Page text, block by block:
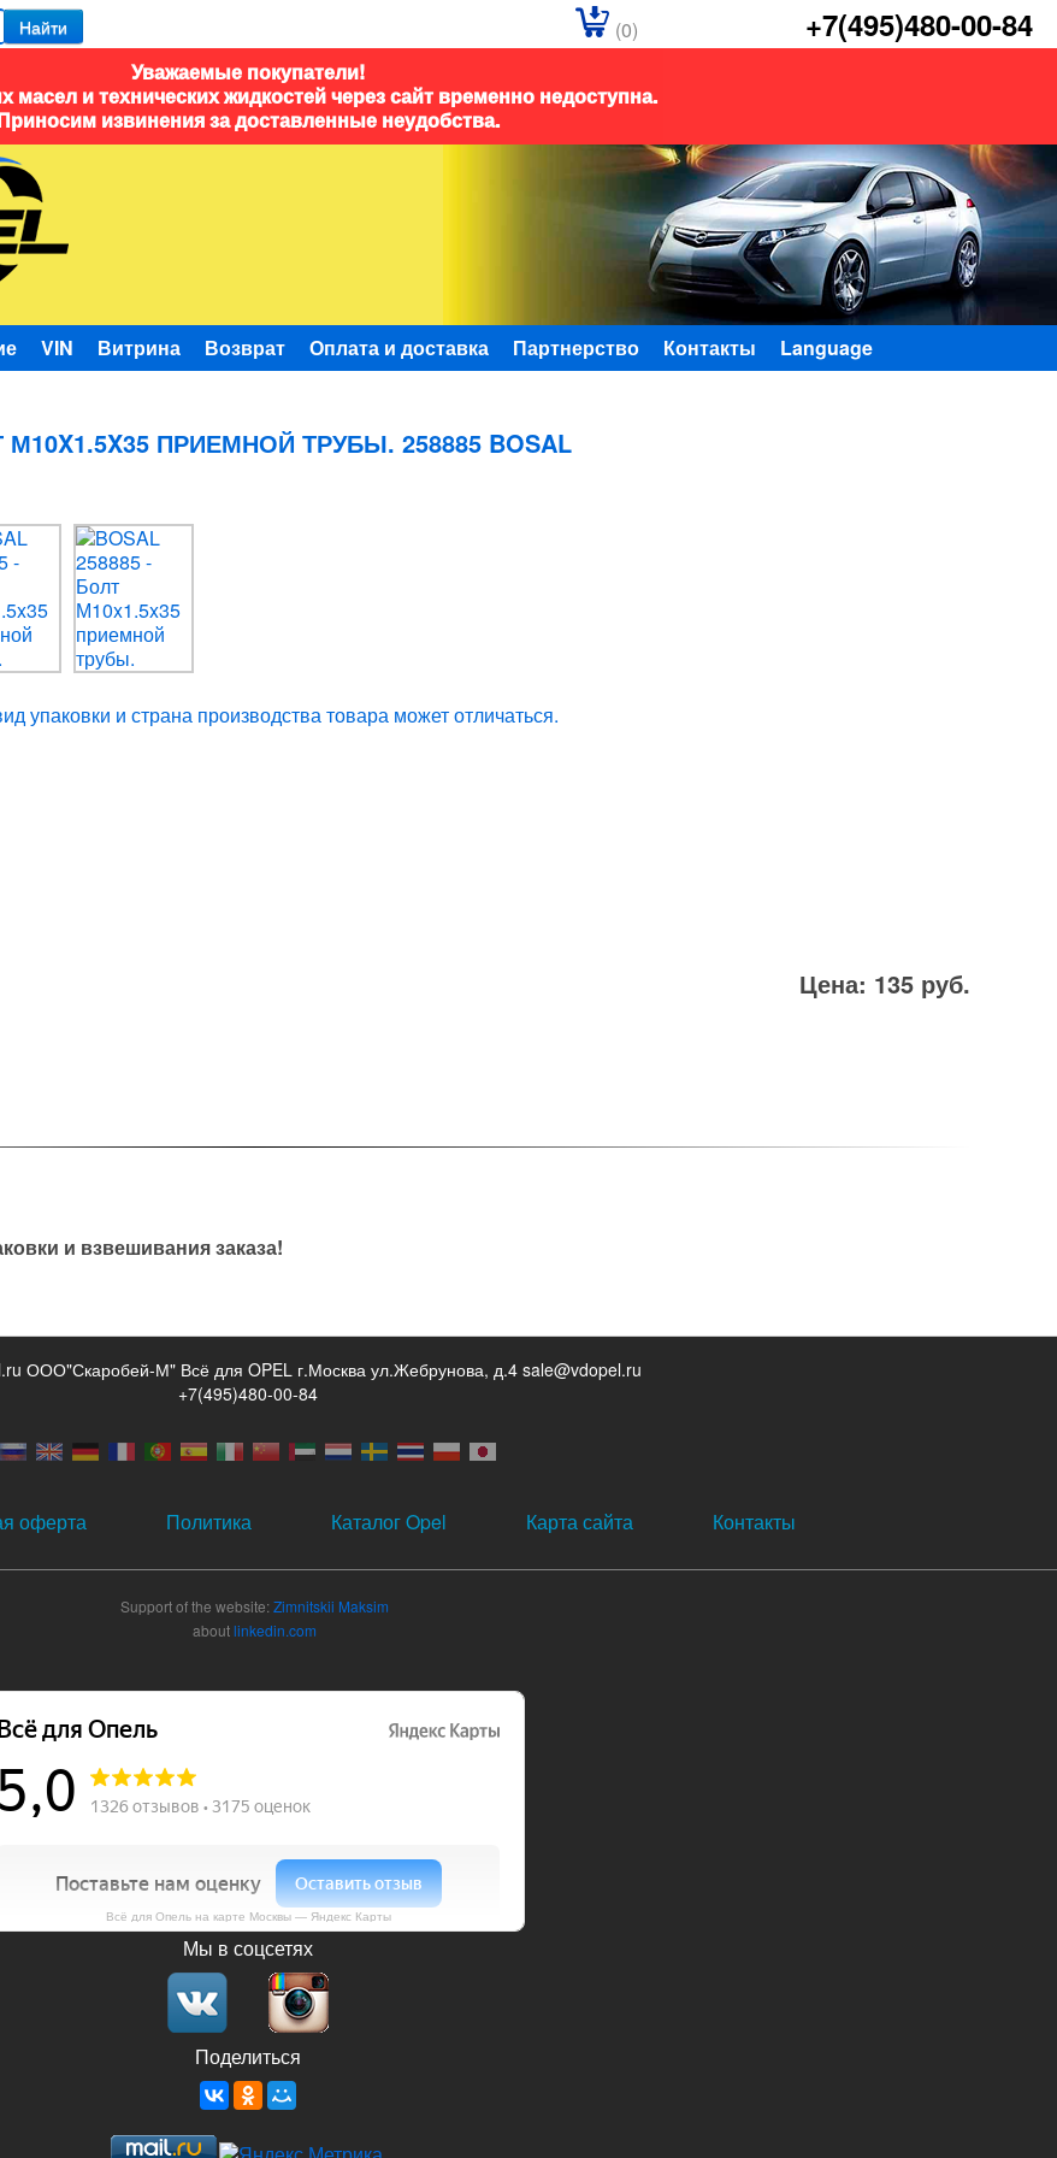
Найти (0) +7(495)480-00-84
Уважаемые покупатели!
масел и технических жидкостей через сайт временно недоступна.
извинения за доставленные неудобства.
VIN Витрина Возврат Оплата и доставка Партнерство Контакты Language
ПРИЕМНОЙ ТРУБЫ. 258885 BOSAL
упаковки и страна производства товара может отличаться.
Цена: 135 руб.
и взвешивания заказа!
ООО"Скаробей-М" Всё для OPEL г.Москва ул.Жебрунова, д.4 sale@vdopel.ru
+7(495)480-00-84
оферта Политика Каталог Opel Карта сайта Контакты
Support of the website:Zimnitskii Maksim
aboutlinkedin.com
Всё для Опель на карте Москвы — Яндекс Карты
Мы в соцсетях
Поделиться